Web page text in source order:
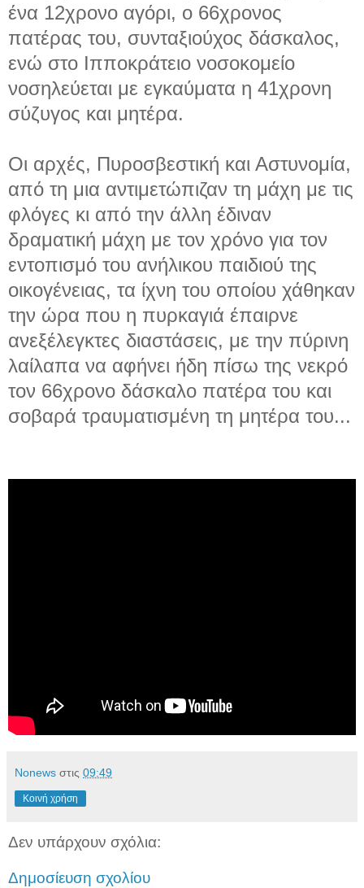
ένα 12χρονο αγόρι, ο 66χρονος
πατέρας του, συνταξιούχος δάσκαλος,
ενώ στο Ιπποκράτειο νοσοκομείο
νοσηλεύεται με εγκαύματα η 41χρονη
σύζυγος και μητέρα.
Οι αρχές, Πυροσβεστική και Αστυνομία,
από τη μια αντιμετώπιζαν τη μάχη με τις
φλόγες κι από την άλλη έδιναν
δραματική μάχη με τον χρόνο για τον
εντοπισμό του ανήλικου παιδιού της
οικογένειας, τα ίχνη του οποίου χάθηκαν
την ώρα που η πυρκαγιά έπαιρνε
ανεξέλεγκτες διαστάσεις, με την πύρινη
λαίλαπα να αφήνει ήδη πίσω της νεκρό
τον 66χρονο δάσκαλο πατέρα του και
σοβαρά τραυματισμένη τη μητέρα του...
Νonews στις 09:49
Κοινή χρήση
Δεν υπάρχουν σχόλια:
Δημοσίευση σχολίου